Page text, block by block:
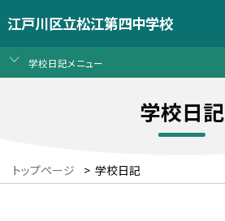
江戸川区立松江第四中学校
学校日記メニュー
学校日記
トップページ > 学校日記